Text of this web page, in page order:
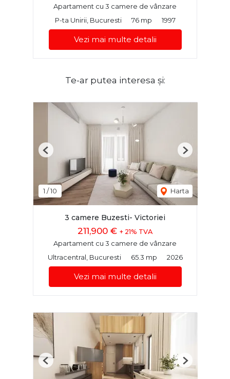
Apartament cu 3 camere de vânzare
P-ta Unirii, Bucuresti
76 mp 1997
Vezi mai multe detalii
Te-ar putea interesa și:
1 /10 Harta
Previous Next
3 camere Buzesti- Victoriei
211,900 € + 21% TVA
Apartament cu 3 camere de vânzare
Ultracentral, Bucuresti
65.3 mp 2026
Vezi mai multe detalii
Previous Next